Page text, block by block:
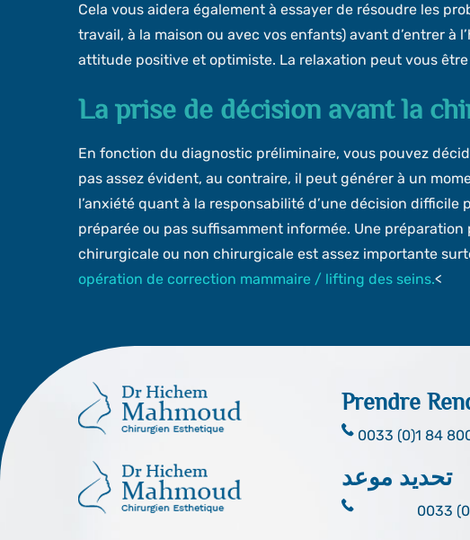
Cela vous aidera également à essayer de résoudre les
travail, à la maison ou avec vos enfants) avant d’entrer à
attitude positive et optimiste. La relaxation peut vous
La prise de décision avant la
En fonction du diagnostic préliminaire, vous pouvez
pas assez évident, au contraire, il peut générer à un
l’anxiété quant à la responsabilité d’une décision
préparée ou pas suffisamment informée. Une
chirurgicale ou non chirurgicale est assez importante
opération de correction mammaire / lifting des seins.<
Prendre
0033 (0)1 84
تحديد موعد
0033